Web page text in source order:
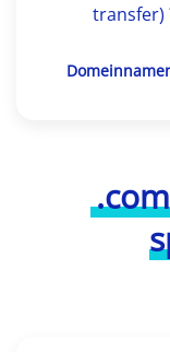
transfer)